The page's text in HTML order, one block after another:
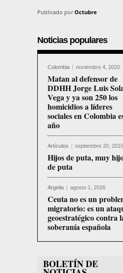
Publicado por Octubre
Noticias populares
Colombia noviembre 4, 2020
Matan al defensor de
DDHH Jorge Luis
Vega y ya son 250 los
homicidios a líderes
sociales en Colombia
año
Artículos septiembre 20, 2015
Hijos de puta, muy
de puta
Argelia agosto 1, 2026
Ceuta no es un
migratorio: es un
geoestratégico contra
soberanía española
BOLETÍN DE